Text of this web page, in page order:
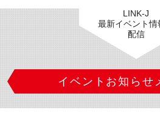
LINK-J
最新イベント情
配信
イベントお知らせ